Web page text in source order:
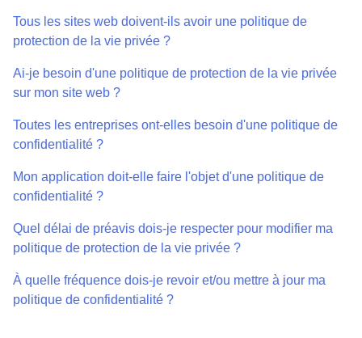
Tous les sites web doivent-ils avoir une politique de
protection de la vie privée ?
Ai-je besoin d'une politique de protection de la vie privée
sur mon site web ?
Toutes les entreprises ont-elles besoin d'une politique de
confidentialité ?
Mon application doit-elle faire l'objet d'une politique de
confidentialité ?
Quel délai de préavis dois-je respecter pour modifier ma
politique de protection de la vie privée ?
À quelle fréquence dois-je revoir et/ou mettre à jour ma
politique de confidentialité ?